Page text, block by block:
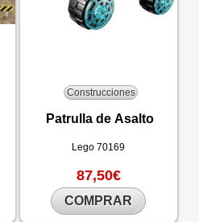
Construcciones
Patrulla de Asalto
Lego70169
87,50€
COMPRAR